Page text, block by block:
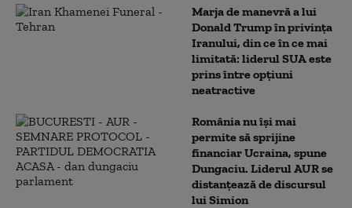
Marja de manevră a lui
Donald Trump în privința
Iranului, din ce în ce mai
limitată: liderul SUA este
prins între opțiuni
neatractive
România nu își mai
permite să sprijine
financiar Ucraina, spune
Dungaciu. Liderul AUR se
distanțează de discursul
lui Simion